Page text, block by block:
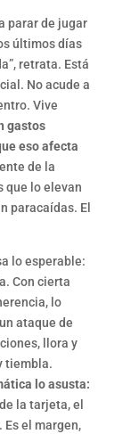
parar de jugar
últimos días
retrata. Está
No acude a
Vive
gastos
eso afecta
de la
que lo elevan
paracaídas. El
lo esperable:
Con cierta
lo
ataque de
llora y
tiembla.
lo asusta:
la tarjeta, el
el margen,